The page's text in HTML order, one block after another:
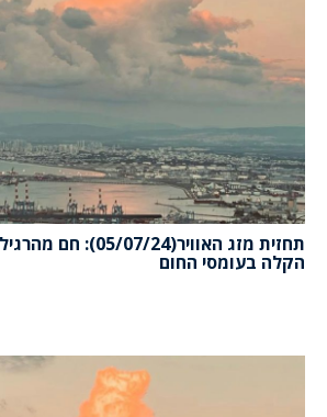
תחזית מזג האוויר(05/
הקלה בעומסי החום